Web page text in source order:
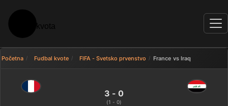
Početna Fudbal kvote FIFA - Svetsko prvenstvo France vs Iraq
France 3 - 0 Iraq — rezultat
3 - 0
(1 - 0)